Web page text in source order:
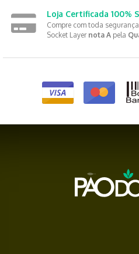
Loja Certificada 100%
Compre com toda
Socket Layer nota A pela